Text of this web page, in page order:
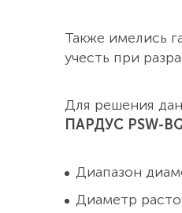
Также имелись
учесть при
Для решения
ПАРДУС PSW-
Диапазон
Диаметр